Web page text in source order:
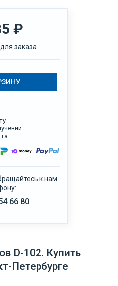
₽
заказа
к нам
66 80
D-102. Купить
Петербурге